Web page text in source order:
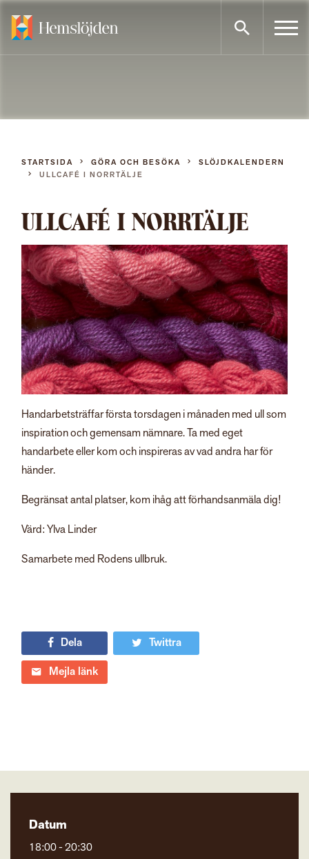
innehållet
STARTSIDA GÖRA OCH BESÖKA
SLÖJDKALENDERN
ULLCAFÉ I NORRTÄLJE
ULLCAFÉ I NORRTÄLJE
Handarbetsträffar första torsdagen i månaden med ull som
inspiration och gemensam nämnare. Ta med eget
handarbete eller kom och inspireras av vad andra har för
händer.
Begränsat antal platser, kom ihåg att förhandsanmäla dig!
Värd: Ylva Linder
Samarbete med Rodens ullbruk.
Dela
Twittra
Mejla länk
Datum
18:00 - 20:30